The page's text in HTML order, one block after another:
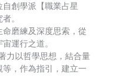
創學派【職業占星
。
磨練及深度思索，從
運行之道。
力以哲學思想，結合量
，作為指引，建立一